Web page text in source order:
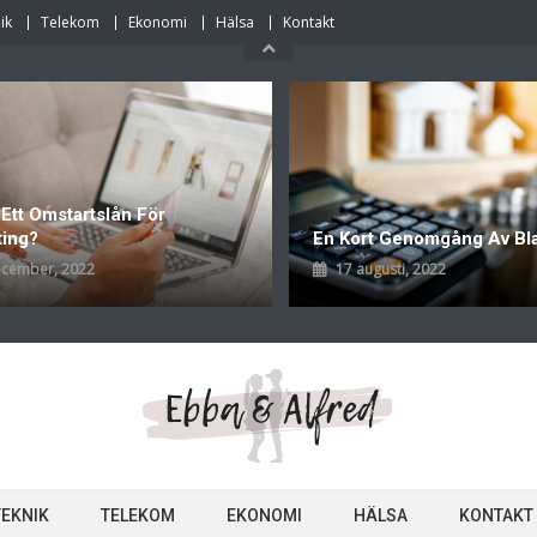
Telekom Ekonomi Hälsa Kontakt
Omstartslån För
2022
En Kort Genomgång Av
17 augusti, 2022
TELEKOM EKONOMI HÄLSA KONTAKT